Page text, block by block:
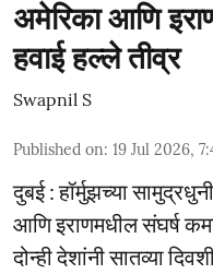
अमेरिका आणि
हवाई हल्ले तीव्र
Swapnil S
Published on: 19 Jul 2026,
दुबई : हॉर्मुझच्या
आणि इराणमधील संघर्ष
दोन्ही देशांनी सातव्या